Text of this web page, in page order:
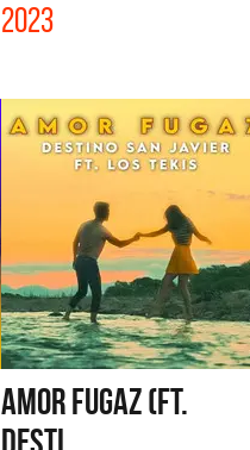
2023
AMOR FUGAZ (FT.
DESTI...